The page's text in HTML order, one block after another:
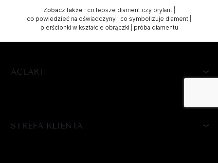
Zobacz także : co lepsze diament czy brylant|
co powiedzieć na oświadczyny
co symbolizuje diament
pierścionki w kształcie obrączki
próba diamentu
ACLARI
STREFA KLIENTA